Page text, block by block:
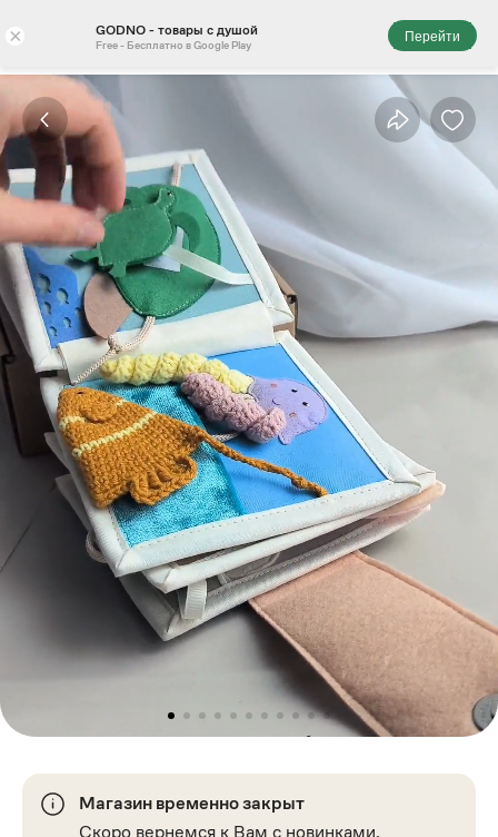
× GODNO - товары с душой
Free - Бесплатно в Google Play
Перейти
Магазин временно закрыт
Скоро вернемся к Вам с новинками.